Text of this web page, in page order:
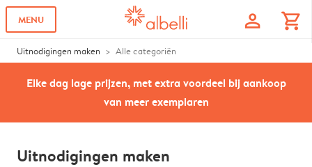
MENU profile shopping_cart
Uitnodigingen maken Alle categoriën
Elke dag lage prijzen, met extra voordeel bij aankoop
van meer exemplaren
Uitnodigingen maken